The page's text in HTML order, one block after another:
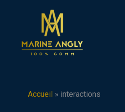
Accueil » interactions